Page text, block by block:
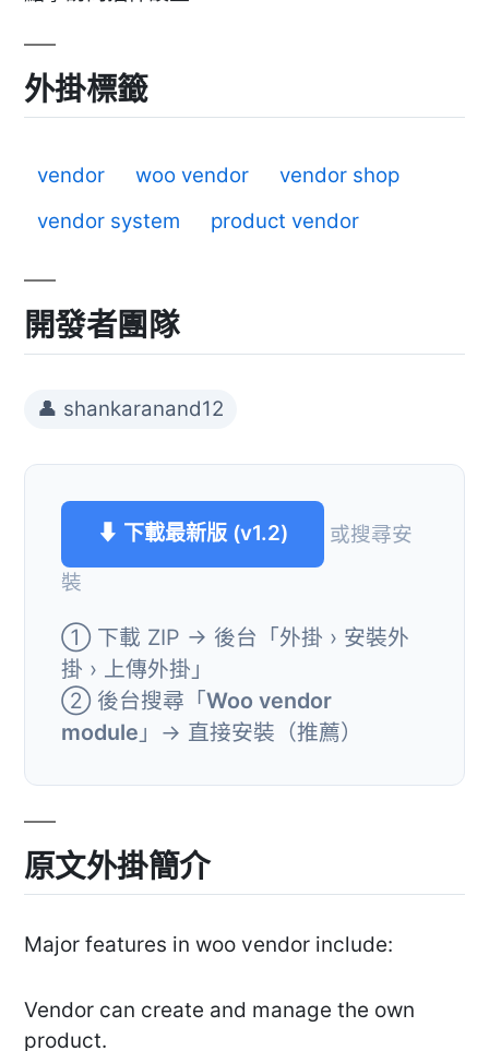
外掛標籤
vendor woo vendor
vendor shop
vendor system
product vendor
開發者團隊
👤 shankaranand12
⬇ 下載最新版 (v1.2)
或搜尋安
裝
① 下載 ZIP → 後台「外掛 › 安裝外
掛 › 上傳外掛」
② 後台搜尋「Woo vendor
module 」→ 直接安裝（推薦）
原文外掛簡介
Major features in woo vendor include:
Vendor can create and manage the own
product.